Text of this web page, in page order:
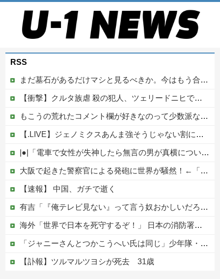
RSS
まだ墓石があるだけマシと見るべきか。今はもう合葬墓ばかり
【衝撃】クルタ族虐 殺の犯人、ツェリードニヒで確定！クロロの演劇のせいで2人も無駄死ににwwww
もこうの荒れたコメント欄が好きなのって少数派なのか？
【.LIVE】ジェノミクスあんま強そうじゃない割に高そうという恐竜デッキの宿命を背負ってる他
|●|「電車で女性が失神したら無言の男が真横についてきた」とタレントが主張、虚言疑惑が出ると「その男の垢を発見した」と追加主張するも……
大阪で起きた警察官による発砲に世界が騒然！←「日本がアメリカ化してきている」（海外の反応）
【速報】 中国、ガチで逝く
有吉「『俺テレビ見ない』って言う奴おかしいだろ。団子屋で『団子食べない』って言うか？」
海外「世界で日本を死守するぞ！」 日本の消防署を訪れたちびっ子集団が世界をメロメロに
「ジャニーさんとつかこうへい氏は同じ」少年隊・錦織一清が明かすレジェンドの共通点と我流の演出論
【訃報】ツルマルツヨシが死去 31歳